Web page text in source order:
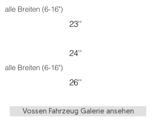
alle Breiten (6-16")
23''
24''
alle Breiten (6-16")
26''
Vossen Fahrzeug Galerie ansehen